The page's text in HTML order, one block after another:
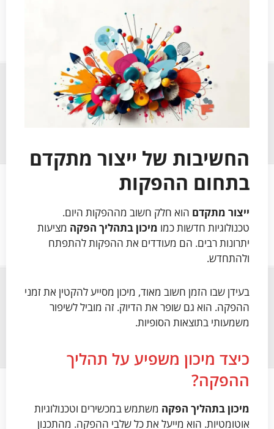
החשיבות של ייצור מתקדם
בתחום ההפקות
ייצור מתקדם הוא חלק חשוב מההפקות היום.
טכנולוגיות חדשות כמו מיכון בתהליך הפקה מציעות
יתרונות רבים. הם מעודדים את ההפקות להתפתח
ולהתחדש.
בעידן שבו הזמן חשוב מאוד, מיכון מסייע להקטין את זמני
ההפקה. הוא גם שופר את הדיוק. זה מוביל לשיפור
משמעותי בתוצאות הסופיות.
כיצד מיכון משפיע על תהליך
ההפקה?
מיכון בתהליך הפקה משתמש במכשירים וטכנולוגיות
אוטומטיות. הוא מייעל את כל שלבי ההפקה. מהתכנון